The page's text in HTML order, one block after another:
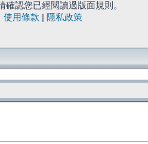
確認您已經閱讀過版面規則。
使用條款
隱私政策